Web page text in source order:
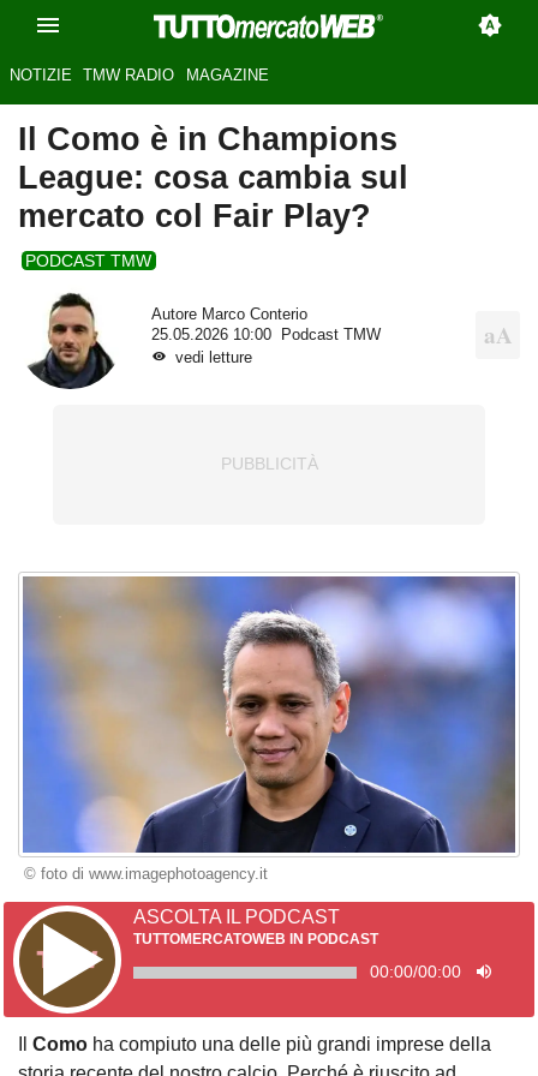
NOTIZIE TMW RADIO MAGAZINE
Il Como è in Champions
League: cosa cambia sul
mercato col Fair Play?
PODCAST TMW
Autore Marco Conterio
25.05.2026 10:00
Podcast TMW
vedi letture
© foto di www.imagephotoagency.it
ASCOLTA IL PODCAST
TUTTOMERCATOWEB IN PODCAST
00:00/00:00
Como ha compiuto una delle più grandi imprese della